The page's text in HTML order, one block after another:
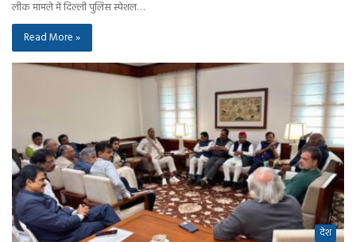
लीक मामले में दिल्ली पुलिस स्पेशल…
Read More »
देश